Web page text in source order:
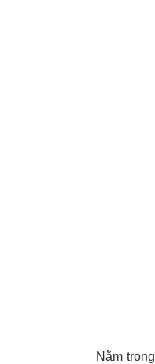
Nằm trong